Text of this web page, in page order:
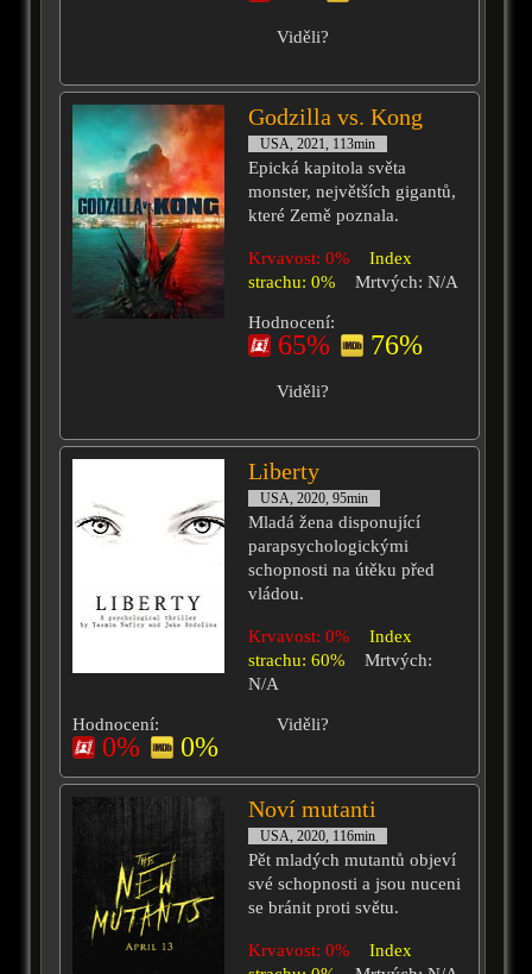
Viděli?
Godzilla vs. Kong
USA, 2021, 113min
Epická kapitola světa
monster, největších gigantů,
které Země poznala.
Krvavost: 0%
Index
strachu: 0%
Mrtvých: N/A
Hodnocení:
65% 76%
Viděli?
Liberty
USA, 2020, 95min
Mladá žena disponující
parapsychologickými
schopnosti na útěku před
vládou.
Krvavost: 0%
Index
strachu: 60%
Mrtvých:
N/A
Hodnocení:
0% 0%
Viděli?
Noví mutanti
USA, 2020, 116min
Pět mladých mutantů objeví
své schopnosti a jsou nuceni
se bránit proti světu.
Krvavost: 0%
Index